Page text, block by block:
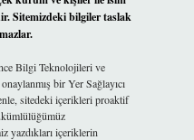
Sitemizdeki bilgiler taslak
Bilgi Teknolojileri ve
bir Yer Sağlayıcı
sitedeki içerikleri proaktif
yazdıkları içeriklerin